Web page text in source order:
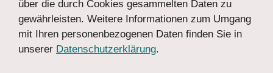
über die durch Cookies gesammelten Daten zu
gewährleisten. Weitere Informationen zum Umgang
mit Ihren personenbezogenen Daten finden Sie in
unserer Datenschutzerklärung.